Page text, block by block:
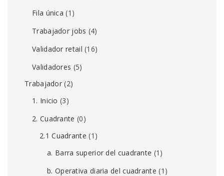
Fila única (1)
Trabajador jobs (4)
Validador retail (16)
Validadores (5)
Trabajador (2)
1. Inicio (3)
2. Cuadrante (0)
2.1 Cuadrante (1)
a. Barra superior del cuadrante (1)
b. Operativa diaria del cuadrante (1)